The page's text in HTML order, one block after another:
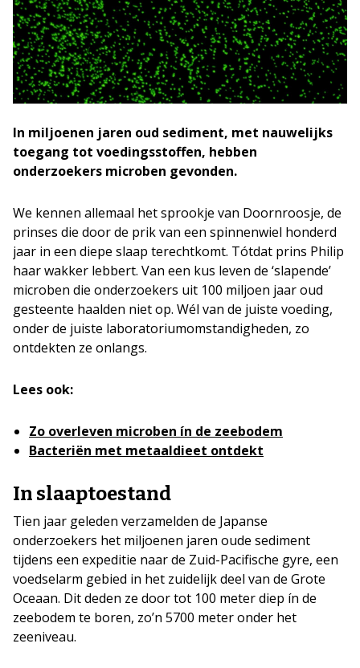
In miljoenen jaren oud sediment, met nauwelijks
toegang tot voedingsstoffen, hebben
onderzoekers microben gevonden.
We kennen allemaal het sprookje van Doornroosje, de
prinses die door de prik van een spinnenwiel honderd
jaar in een diepe slaap terechtkomt. Tótdat prins Philip
haar wakker lebbert. Van een kus leven de ‘slapende’
microben die onderzoekers uit 100 miljoen jaar oud
gesteente haalden niet op. Wél van de juiste voeding,
onder de juiste laboratoriumomstandigheden, zo
ontdekten ze onlangs.
Lees ook:
Zo overleven microben ín de zeebodem
Bacteriën met metaaldieet ontdekt
In slaaptoestand
Tien jaar geleden verzamelden de Japanse
onderzoekers het miljoenen jaren oude sediment
tijdens een expeditie naar de Zuid-Pacifische gyre, een
voedselarm gebied in het zuidelijk deel van de Grote
Oceaan. Dit deden ze door tot 100 meter diep ín de
zeebodem te boren, zo’n 5700 meter onder het
zeeniveau.